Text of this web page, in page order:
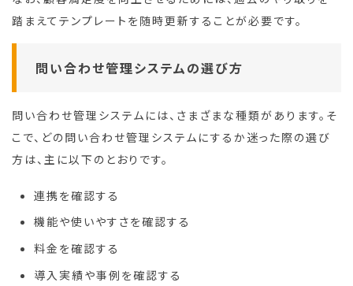
踏まえてテンプレートを随時更新することが必要です。
問い合わせ管理システムの選び方
問い合わせ管理システムには、さまざまな種類があります。そ
こで、どの問い合わせ管理システムにするか迷った際の選び
方は、主に以下のとおりです。
連携を確認する
機能や使いやすさを確認する
料金を確認する
導入実績や事例を確認する